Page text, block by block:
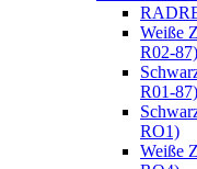
Weiße
R02-87)
R01-87)
RO1)
Weiße